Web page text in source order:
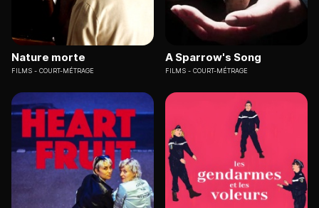
Nature morte
FILMS COURT-MÉTRAGE
A Sparrow's Song
FILMS COURT-MÉTRAGE